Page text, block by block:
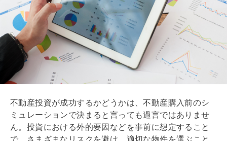
不動産投資が成功するかどうかは、不動産購入前のシ
ミュレーションで決まると言っても過言ではありませ
ん。投資における外的要因などを事前に想定すること
で、さまざまなリスクを避け、適切な物件を選ぶこと